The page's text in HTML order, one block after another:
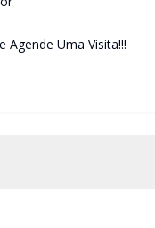
Agende Uma Visita!!!